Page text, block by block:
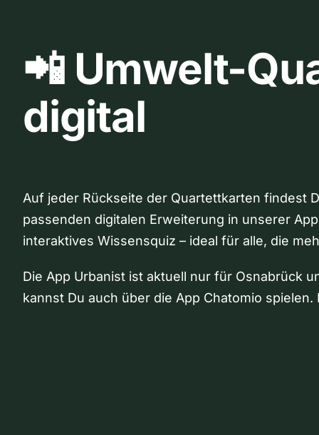
📲 Umwelt-
digital
Auf jeder Rückseite der Quartettkarten findest
passenden digitalen Erweiterung in unserer
interaktives Wissensquiz – ideal für alle, die
Die App Urbanist ist aktuell nur für Osnabrück
kannst Du auch über die App Chatomio